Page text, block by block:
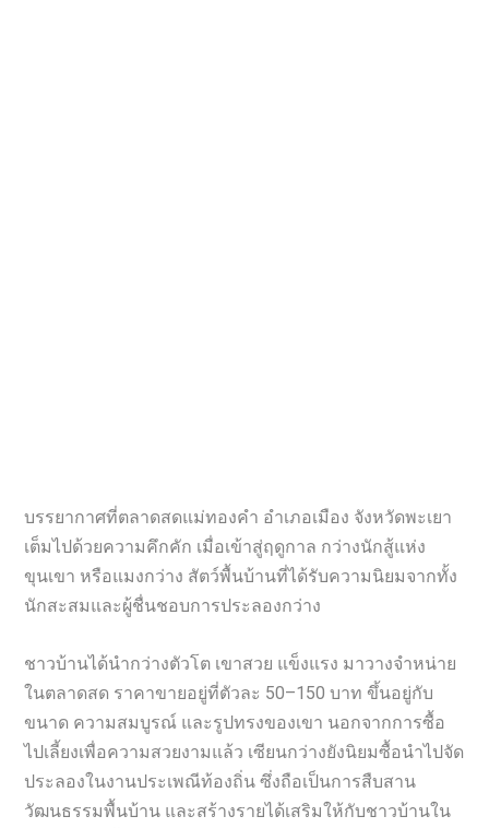
บรรยากาศที่ตลาดสดแม่ทองคำ อำเภอเมือง จังหวัดพะเยา
เต็มไปด้วยความคึกคัก เมื่อเข้าสู่ฤดูกาล กว่างนักสู้แห่ง
ขุนเขา หรือแมงกว่าง สัตว์พื้นบ้านที่ได้รับความนิยมจากทั้ง
นักสะสมและผู้ชื่นชอบการประลองกว่าง
ชาวบ้านได้นำกว่างตัวโต เขาสวย แข็งแรง มาวางจำหน่าย
ในตลาดสด ราคาขายอยู่ที่ตัวละ 50–150 บาท ขึ้นอยู่กับ
ขนาด ความสมบูรณ์ และรูปทรงของเขา นอกจากการซื้อ
ไปเลี้ยงเพื่อความสวยงามแล้ว เซียนกว่างยังนิยมซื้อนำไปจัด
ประลองในงานประเพณีท้องถิ่น ซึ่งถือเป็นการสืบสาน
วัฒนธรรมพื้นบ้าน และสร้างรายได้เสริมให้กับชาวบ้านใน